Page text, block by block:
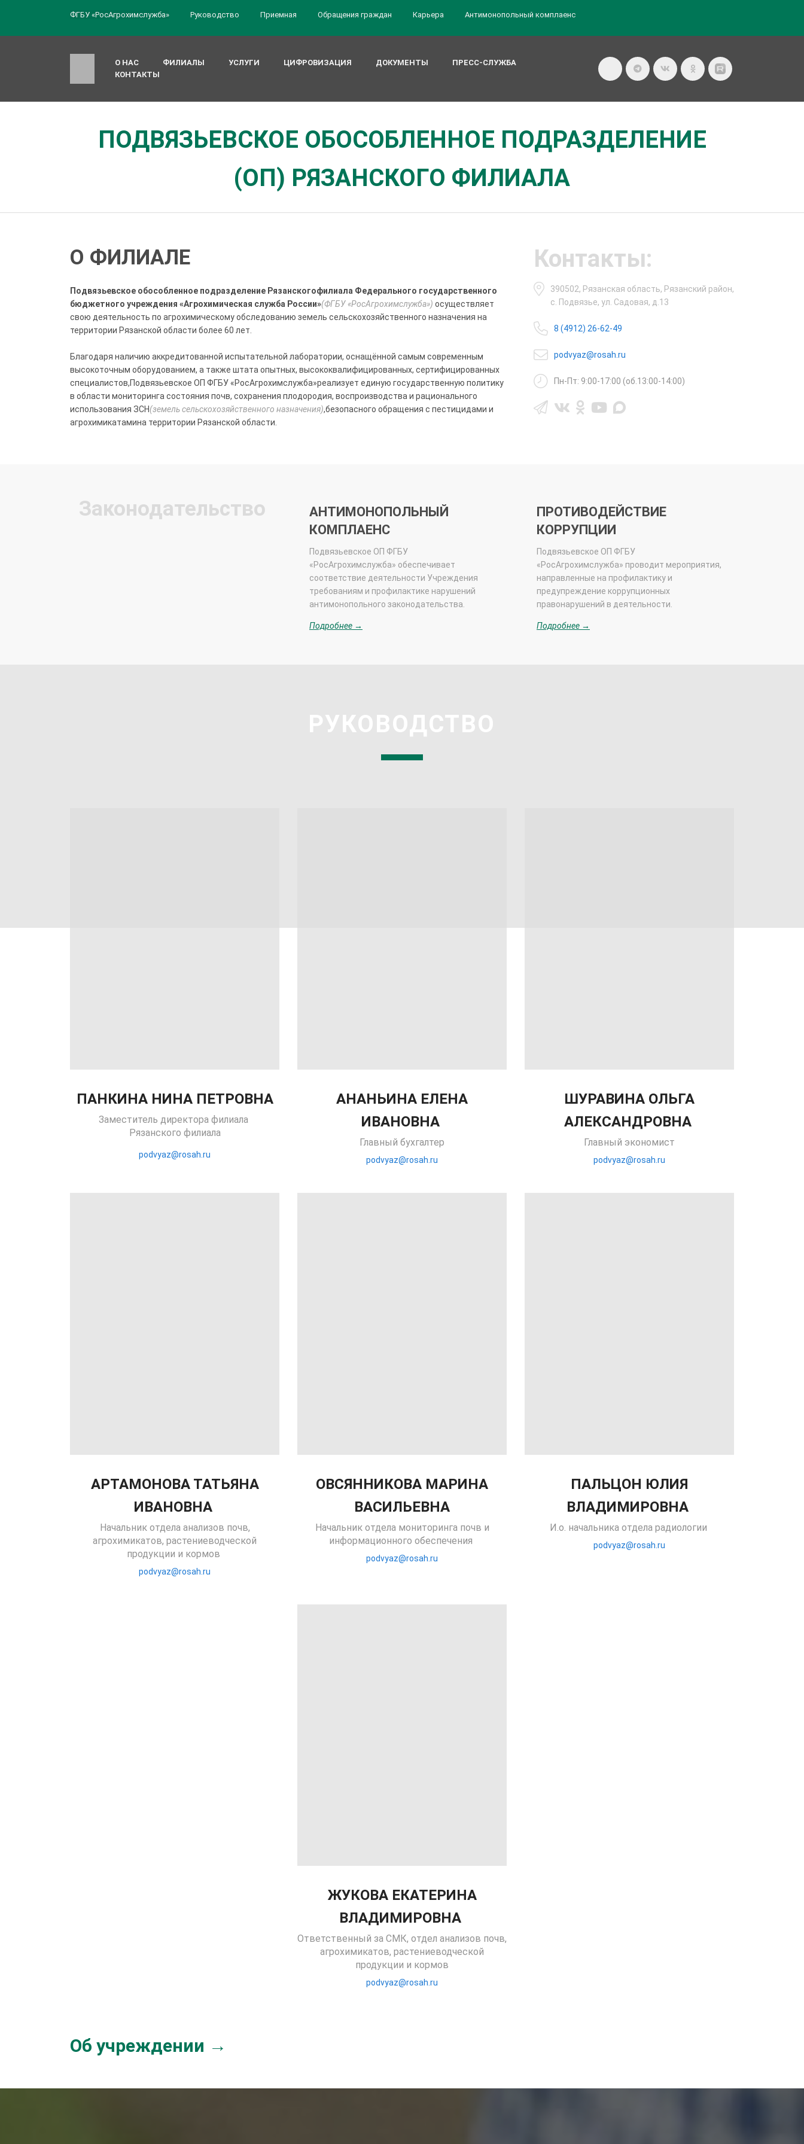
ФГБУ «РосАгрохимслужба» Руководство Приемная Обращения граждан Карьера Антимонопольный комплаенс
О НАС ФИЛИАЛЫ УСЛУГИ ЦИФРОВИЗАЦИЯ ДОКУМЕНТЫ
ПРЕСС-СЛУЖБА
КОНТАКТЫ
ПОДВЯЗЬЕВСКОЕ ОБОСОБЛЕННОЕ ПОДРАЗДЕЛЕНИЕ
(ОП) РЯЗАНСКОГО ФИЛИАЛА
О ФИЛИАЛЕ
Подвязьевское обособленное подразделение Рязанскогофилиала Федерального государственного
бюджетного учреждения «Агрохимическая служба России»(ФГБУ «РосАгрохимслужба») осуществляет
свою деятельность по агрохимическому обследованию земель сельскохозяйственного назначения на
территории Рязанской области более 60 лет.
Благодаря наличию аккредитованной испытательной лаборатории, оснащённой самым современным
высокоточным оборудованием, а также штата опытных, высококвалифицированных, сертифицированных
специалистов,Подвязьевское ОП ФГБУ «РосАгрохимслужба»реализует единую государственную политику
в области мониторинга состояния почв, сохранения плодородия, воспроизводства и рационального
использования ЗСН(земель сельскохозяйственного назначения),безопасного обращения с пестицидами и
агрохимикатамина территории Рязанской области.
Контакты:
390502, Рязанская область, Рязанский район,
с. Подвязье, ул. Садовая, д.13
8 (4912) 26-62-49
podvyaz@rosah.ru
Пн-Пт: 9:00-17:00 (об.13:00-14:00)
Законодательство
АНТИМОНОПОЛЬНЫЙ
КОМПЛАЕНС
Подвязьевское ОП ФГБУ
«РосАгрохимслужба» обеспечивает
соответствие деятельности Учреждения
требованиям и профилактике нарушений
антимонопольного законодательства.
Подробнее →
ПРОТИВОДЕЙСТВИЕ
КОРРУПЦИИ
Подвязьевское ОП ФГБУ
«РосАгрохимслужба» проводит мероприятия,
направленные на профилактику и
предупреждение коррупционных
правонарушений в деятельности.
Подробнее →
РУКОВОДСТВО
ПАНКИНА НИНА ПЕТРОВНА
Заместитель директора филиала
Рязанского филиала
podvyaz@rosah.ru
АНАНЬИНА ЕЛЕНА
ИВАНОВНА
Главный бухгалтер
podvyaz@rosah.ru
ШУРАВИНА ОЛЬГА
АЛЕКСАНДРОВНА
Главный экономист
podvyaz@rosah.ru
АРТАМОНОВА ТАТЬЯНА
ИВАНОВНА
Начальник отдела анализов почв,
агрохимикатов, растениеводческой
продукции и кормов
podvyaz@rosah.ru
ОВСЯННИКОВА МАРИНА
ВАСИЛЬЕВНА
Начальник отдела мониторинга почв и
информационного обеспечения
podvyaz@rosah.ru
ПАЛЬЦОН ЮЛИЯ
ВЛАДИМИРОВНА
И.о. начальника отдела радиологии
podvyaz@rosah.ru
ЖУКОВА ЕКАТЕРИНА
ВЛАДИМИРОВНА
Ответственный за СМК, отдел анализов почв,
агрохимикатов, растениеводческой
продукции и кормов
podvyaz@rosah.ru
Об учреждении →